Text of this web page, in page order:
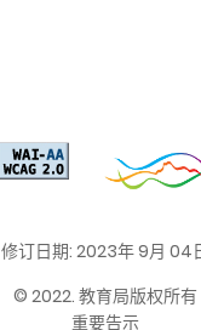
修订日期: 2023年 9月 04
© 2022. 教育局版权所有
重要告示